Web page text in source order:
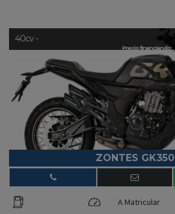
Precio financiando:
40cv -
ZONTES GK350
A Matricular